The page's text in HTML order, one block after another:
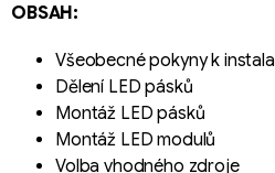
OBSAH:
Všeobecné pokyny k
Dělení LED pásků
Montáž LED pásků
Montáž LED modulů
Volba vhodného zdroje